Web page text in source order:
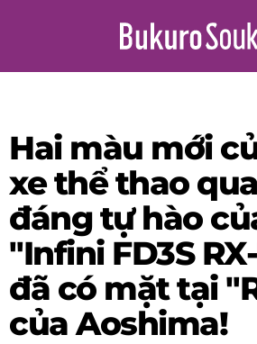
Hai màu mới
xe thể thao
đáng tự hào
"Infini FD3S
đã có mặt tại
của Aoshima!